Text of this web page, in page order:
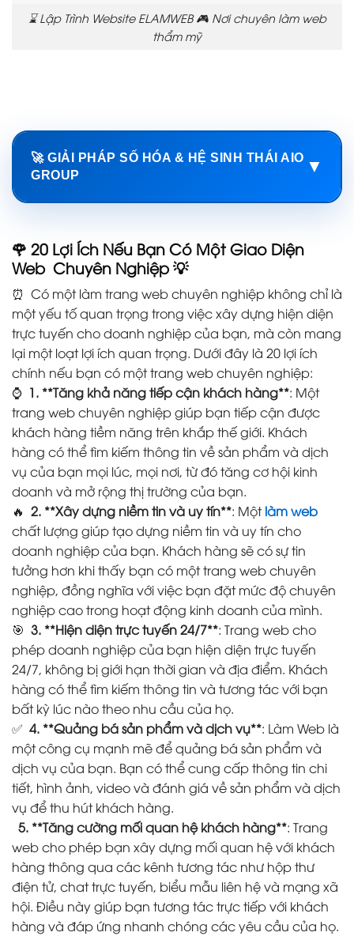
⌛️ Lập Trình Website ELAMWEB 🎮 Nơi chuyên làm web
thẩm mỹ
🚀 GIẢI PHÁP SỐ HÓA & HỆ SINH THÁI AIO
GROUP
▼
🌹 20 Lợi Ích Nếu Bạn Có Một Giao Diện
Web Chuyên Nghiệp💡
⏰ Có một làm trang web chuyên nghiệp không chỉ là
một yếu tố quan trọng trong việc xây dựng hiện diện
trực tuyến cho doanh nghiệp của bạn, mà còn mang
lại một loạt lợi ích quan trọng. Dưới đây là 20 lợi ích
chính nếu bạn có một trang web chuyên nghiệp:
⌚️ 1. **Tăng khả năng tiếp cận khách hàng**: Một
trang web chuyên nghiệp giúp bạn tiếp cận được
khách hàng tiềm năng trên khắp thế giới. Khách
hàng có thể tìm kiếm thông tin về sản phẩm và dịch
vụ của bạn mọi lúc, mọi nơi, từ đó tăng cơ hội kinh
doanh và mở rộng thị trường của bạn.
🔥 2. **Xây dựng niềm tin và uy tín**: Mộtlàm web
chất lượng giúp tạo dựng niềm tin và uy tín cho
doanh nghiệp của bạn. Khách hàng sẽ có sự tin
tưởng hơn khi thấy bạn có một trang web chuyên
nghiệp, đồng nghĩa với việc bạn đặt mức độ chuyên
nghiệp cao trong hoạt động kinh doanh của mình.
🎯 3. **Hiện diện trực tuyến 24/7**: Trang web cho
phép doanh nghiệp của bạn hiện diện trực tuyến
24/7, không bị giới hạn thời gian và địa điểm. Khách
hàng có thể tìm kiếm thông tin và tương tác với bạn
bất kỳ lúc nào theo nhu cầu của họ.
✅ 4. **Quảng bá sản phẩm và dịch vụ**: Làm Web là
một công cụ mạnh mẽ để quảng bá sản phẩm và
dịch vụ của bạn. Bạn có thể cung cấp thông tin chi
tiết, hình ảnh, video và đánh giá về sản phẩm và dịch
vụ để thu hút khách hàng.
5. **Tăng cường mối quan hệ khách hàng**: Trang
web cho phép bạn xây dựng mối quan hệ với khách
hàng thông qua các kênh tương tác như hộp thư
điện tử, chat trực tuyến, biểu mẫu liên hệ và mạng xã
hội. Điều này giúp bạn tương tác trực tiếp với khách
hàng và đáp ứng nhanh chóng các yêu cầu của họ.